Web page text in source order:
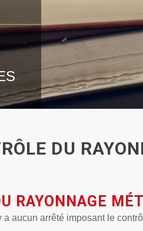
DU
RAYONNAGE
a aucun arrêté imposant le